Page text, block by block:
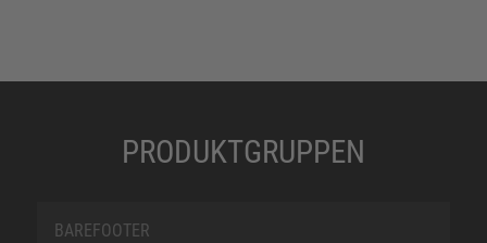
PRODUKTGRUPPEN
BAREFOOTER